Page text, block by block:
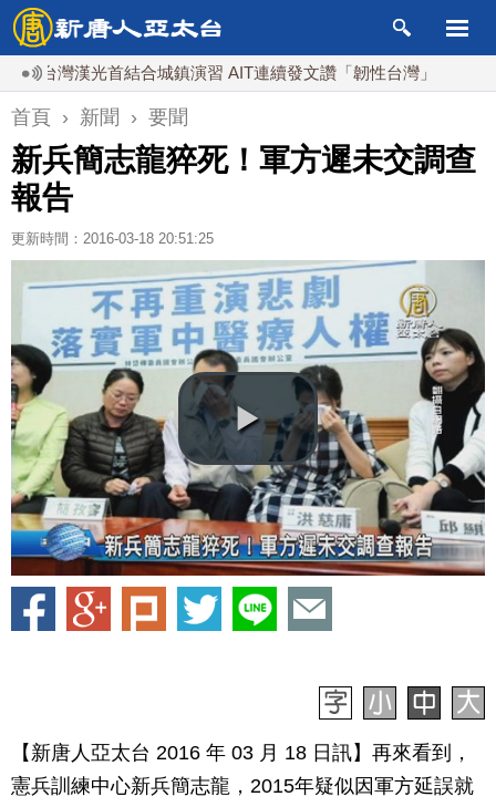
灣漢光首結合城鎮演習 AIT連續發文讚「韌性台灣」
首頁 › 新聞 › 要聞
新兵簡志龍猝死！軍方遲未交調查
報告
更新時間：2016-03-18 20:51:25
【新唐人亞太台 2016 年 03 月 18 日訊】再來看到，
憲兵訓練中心新兵簡志龍，2015年疑似因軍方延誤就